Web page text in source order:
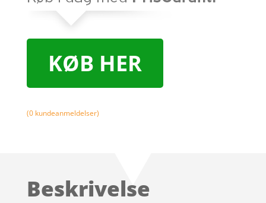
KØB HER
(0kundeanmeldelser)
Beskrivelse